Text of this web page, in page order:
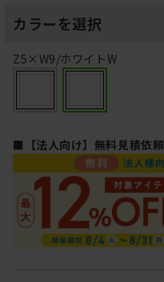
カラーを選択
Z5×W9/ホワイトW
■【法人向け】無料見積依頼